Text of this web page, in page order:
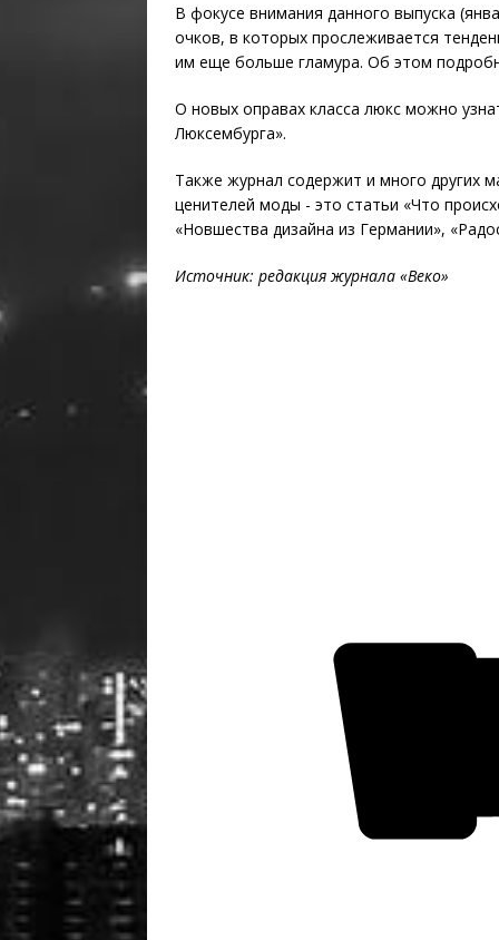
В фокусе внимания данного выпуска
очков, в которых прослеживается
им еще больше гламура. Об этом
О новых оправах класса люкс можно
Люксембурга».
Также журнал содержит и много других
ценителей моды - это статьи «Что
«Новшества дизайна из Германии»,
Источник: редакция журнала «Веко»